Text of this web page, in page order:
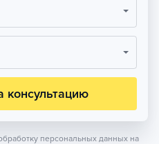
консультацию
персональных данных на